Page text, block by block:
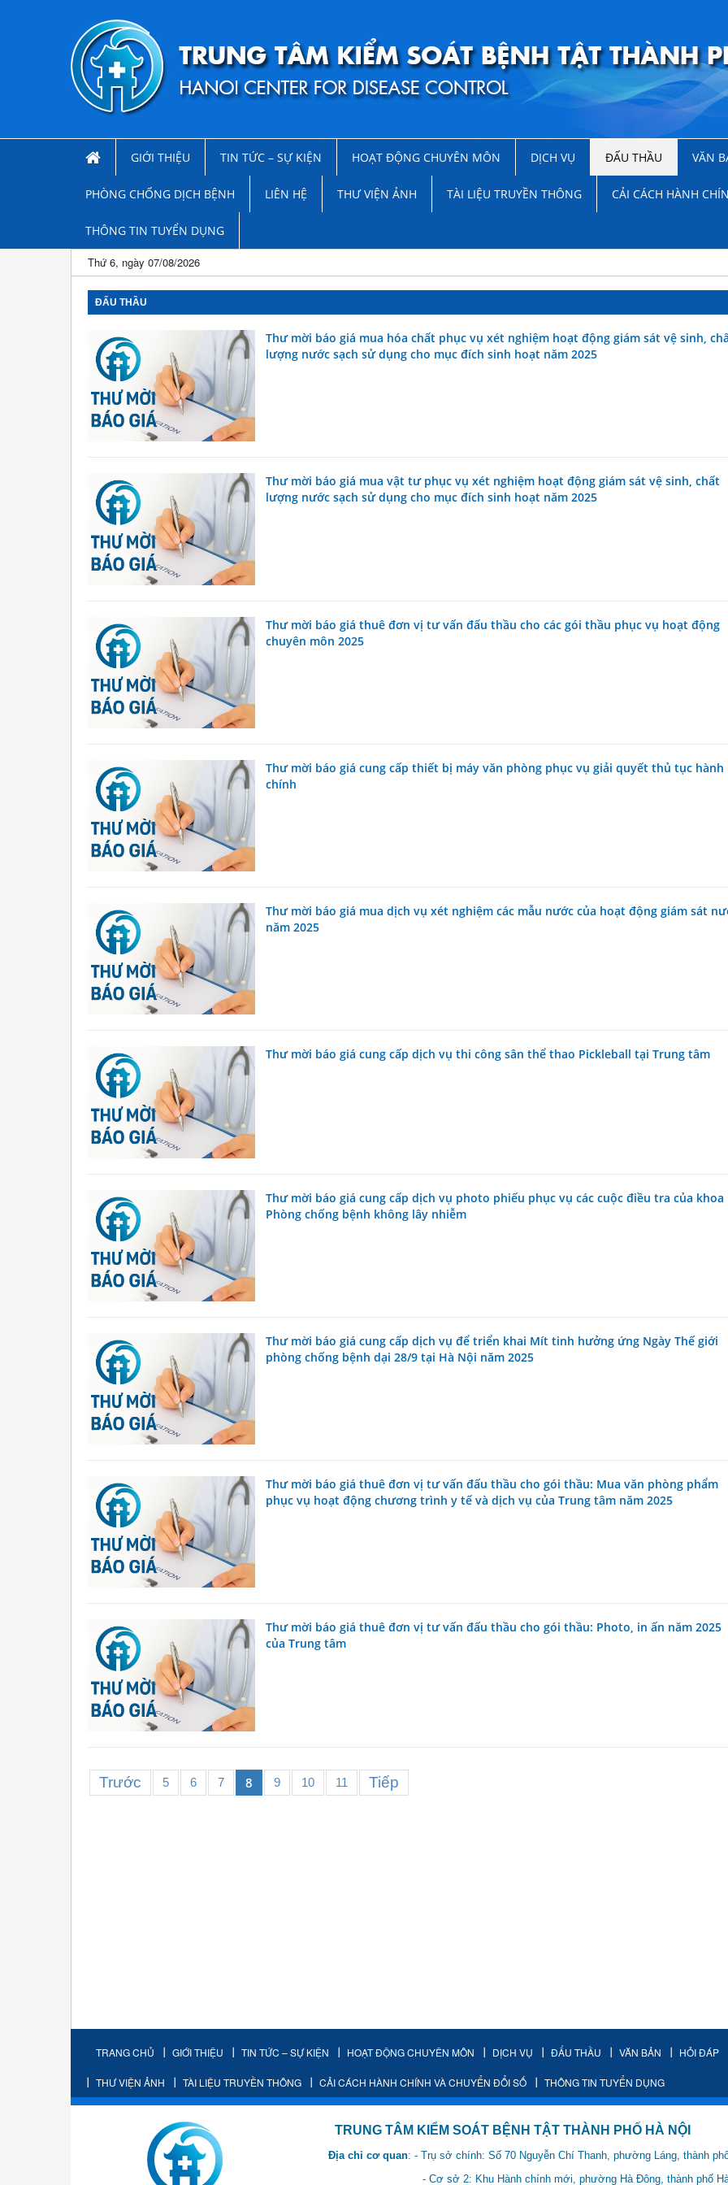
GIỚI THIỆU TIN TỨC – SỰ KIỆN HOẠT ĐỘNG CHUYÊN MÔN DỊCH VỤ ĐẤU THẦU VĂN
PHÒNG CHỐNG DỊCH BỆNH LIÊN HỆ THƯ VIỆN ẢNH TÀI LIỆU TRUYỀN THÔNG CẢI CÁCH HÀNH
THÔNG TIN TUYỂN DỤNG
Thứ 6, ngày 07/08/2026
ĐẤU THẦU
Thư mời báo giá mua hóa chất phục vụ xét nghiệm hoạt động giám sát vệ sinh,
lượng nước sạch sử dụng cho mục đích sinh hoạt năm 2025
Thư mời báo giá mua vật tư phục vụ xét nghiệm hoạt động giám sát vệ sinh, chất
lượng nước sạch sử dụng cho mục đích sinh hoạt năm 2025
Thư mời báo giá thuê đơn vị tư vấn đấu thầu cho các gói thầu phục vụ hoạt động
chuyên môn 2025
Thư mời báo giá cung cấp thiết bị máy văn phòng phục vụ giải quyết thủ tục hành
chính
Thư mời báo giá mua dịch vụ xét nghiệm các mẫu nước của hoạt động giám sát
năm 2025
Thư mời báo giá cung cấp dịch vụ thi công sân thể thao Pickleball tại Trung tâm
Thư mời báo giá cung cấp dịch vụ photo phiếu phục vụ các cuộc điều tra của khoa
Phòng chống bệnh không lây nhiễm
Thư mời báo giá cung cấp dịch vụ để triển khai Mít tinh hưởng ứng Ngày Thế giới
phòng chống bệnh dại 28/9 tại Hà Nội năm 2025
Thư mời báo giá thuê đơn vị tư vấn đấu thầu cho gói thầu: Mua văn phòng phẩm
phục vụ hoạt động chương trình y tế và dịch vụ của Trung tâm năm 2025
Thư mời báo giá thuê đơn vị tư vấn đấu thầu cho gói thầu: Photo, in ấn năm 2025
của Trung tâm
Trước 5 6 7 8 9 10 11 Tiếp
TRANG CHỦ GIỚI THIỆU TIN TỨC – SỰ KIỆN HOẠT ĐỘNG CHUYÊN MÔN DỊCH VỤ ĐẤU THẦU VĂN BẢN HỎI ĐÁP
THƯ VIỆN ẢNH TÀI LIỆU TRUYỀN THÔNG CẢI CÁCH HÀNH CHÍNH VÀ CHUYỂN ĐỔI SỐ THÔNG TIN TUYỂN DỤNG
TRUNG TÂM KIỂM SOÁT BỆNH TẬT THÀNH PHỐ HÀ NỘI
Địa chỉ cơ quan: - Trụ sở chính: Số 70 Nguyễn Chí Thanh, phường Láng, thành
- Cơ sở 2: Khu Hành chính mới, phường Hà Đông, thành phố Hà